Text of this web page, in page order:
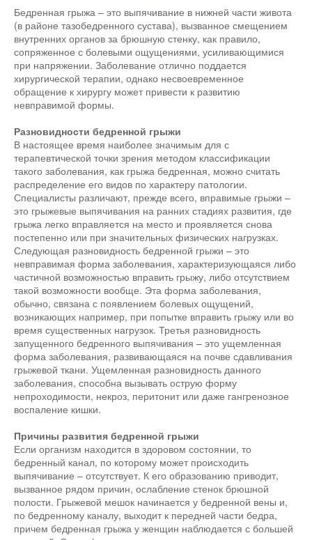
Бедренная грыжа – это выпячивание в нижней части живота
(в районе тазобедренного сустава), вызванное смещением
внутренних органов за брюшную стенку, как правило,
сопряженное с болевыми ощущениями, усиливающимися
при напряжении. Заболевание отлично поддается
хирургической терапии, однако несвоевременное
обращение к хирургу может привести к развитию
невправимой формы.
Разновидности бедренной грыжи
В настоящее время наиболее значимым для с
терапевтической точки зрения методом классификации
такого заболевания, как грыжа бедренная, можно считать
распределение его видов по характеру патологии.
Специалисты различают, прежде всего, вправимые грыжи –
это грыжевые выпячивания на ранних стадиях развития, где
грыжа легко вправляется на место и проявляется снова
постепенно или при значительных физических нагрузках.
Следующая разновидность бедренной грыжи – это
невправимая форма заболевания, характеризующаяся либо
частичной возможностью вправить грыжу, либо отсутствием
такой возможности вообще. Эта форма заболевания,
обычно, связана с появлением болевых ощущений,
возникающих например, при попытке вправить грыжу или во
время существенных нагрузок. Третья разновидность
запущенного бедренного выпячивания – это ущемленная
форма заболевания, развивающаяся на почве сдавливания
грыжевой ткани. Ущемленная разновидность данного
заболевания, способна вызывать острую форму
непроходимости, некроз, перитонит или даже гангренозное
воспаление кишки.
Причины развития бедренной грыжи
Если организм находится в здоровом состоянии, то
бедренный канал, по которому может происходить
выпячивание – отсутствует. К его образованию приводит,
вызванное рядом причин, ослабление стенок брюшной
полости. Грыжевой мешок начинается у бедренной вены и,
по бедренному каналу, выходит к передней части бедра,
причем бедренная грыжа у женщин наблюдается с большей